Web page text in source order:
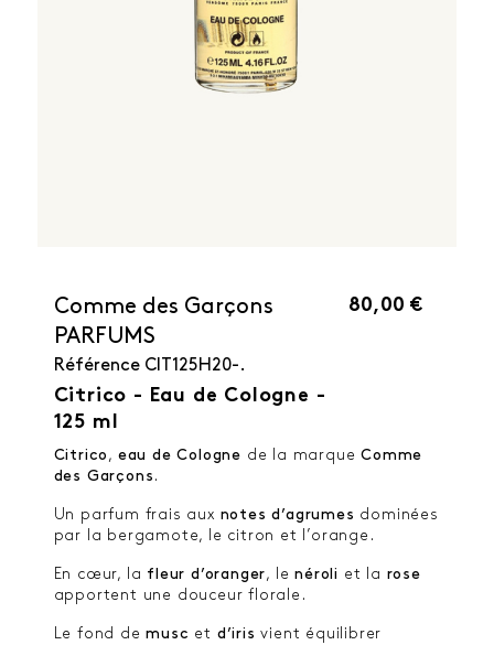
Comme des Garçons
PARFUMS
Référence CIT125H20-.
Citrico - Eau de Cologne -
125 ml
80,00 €
Citrico , eau de Cologne de la marqueComme
des Garçons .
Un parfum frais aux notes d’agrumes dominées
par la bergamote, le citron et l’orange.
En cœur, la fleur d’oranger, lenéroli et la rose
apportent une douceur florale.
Le fond demusc et d’iris vient équilibrer